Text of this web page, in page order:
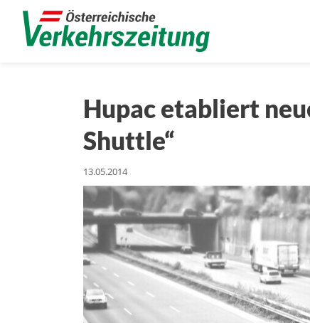
Hupac etabliert
Shuttle“
13.05.2014